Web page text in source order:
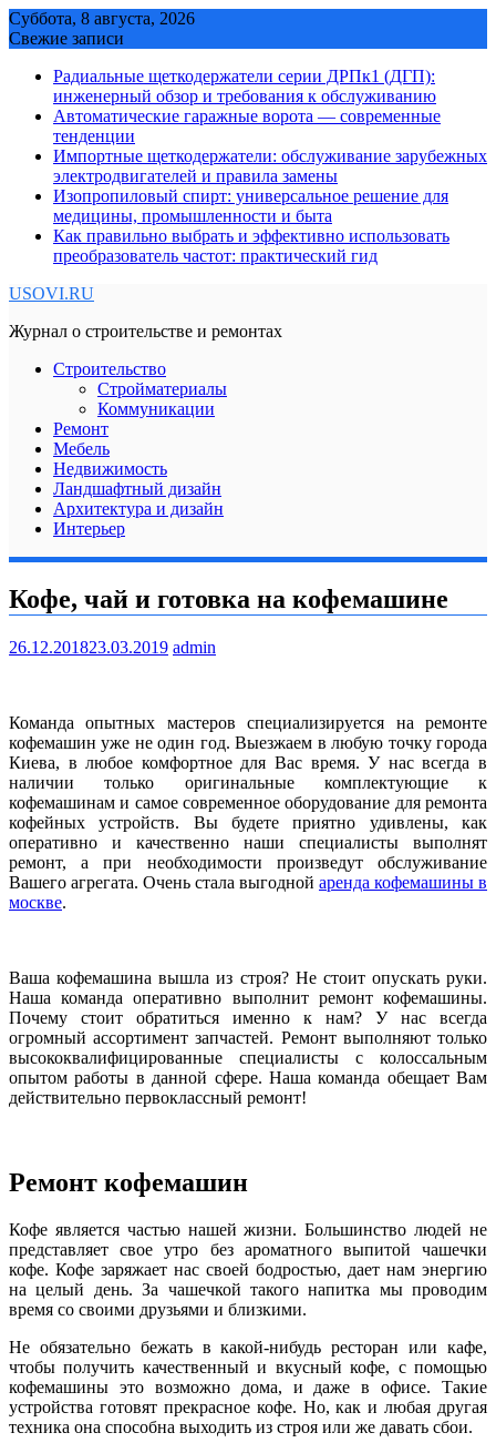
Skip
to
Суббота, 8 августа, 2026
Свежие записи
Радиальные щеткодержатели серии ДРПк1 (ДГП):
инженерный обзор и требования к обслуживанию
Автоматические гаражные ворота — современные
тенденции
Импортные щеткодержатели: обслуживание зарубежных
электродвигателей и правила замены
Изопропиловый спирт: универсальное решение для
медицины, промышленности и быта
Как правильно выбрать и эффективно использовать
преобразователь частот: практический гид
USOVI.RU
Журнал о строительстве и ремонтах
Строительство
Стройматериалы
Коммуникации
Ремонт
Мебель
Недвижимость
Ландшафтный дизайн
Архитектура и дизайн
Интерьер
Кофе, чай и готовка на кофемашине
26.12.201823.03.2019 admin
Команда опытных мастеров специализируется на ремонте
кофемашин уже не один год. Выезжаем в любую точку города
Киева, в любое комфортное для Вас время. У нас всегда в
наличии только оригинальные комплектующие к
кофемашинам и самое современное оборудование для ремонта
кофейных устройств. Вы будете приятно удивлены, как
оперативно и качественно наши специалисты выполнят
ремонт, а при необходимости произведут обслуживание
Вашего агрегата. Очень стала выгодной аренда кофемашины в
москве.
Ваша кофемашина вышла из строя? Не стоит опускать руки.
Наша команда оперативно выполнит ремонт кофемашины.
Почему стоит обратиться именно к нам? У нас всегда
огромный ассортимент запчастей. Ремонт выполняют только
высококвалифицированные специалисты с колоссальным
опытом работы в данной сфере. Наша команда обещает Вам
действительно первоклассный ремонт!
Ремонт кофемашин
Кофе является частью нашей жизни. Большинство людей не
представляет свое утро без ароматного выпитой чашечки
кофе. Кофе заряжает нас своей бодростью, дает нам энергию
на целый день. За чашечкой такого напитка мы проводим
время со своими друзьями и близкими.
Не обязательно бежать в какой-нибудь ресторан или кафе,
чтобы получить качественный и вкусный кофе, с помощью
кофемашины это возможно дома, и даже в офисе. Такие
устройства готовят прекрасное кофе. Но, как и любая другая
техника она способна выходить из строя или же давать сбои.